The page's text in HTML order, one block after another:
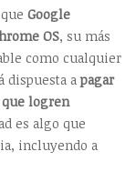
Google
OS, su más
como cualquier
dispuesta apagar
logren
es algo que
incluyendo a